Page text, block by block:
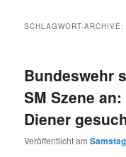
SCHLAGWORT-
Bundeswehr
SM Szene
Diener
Veröffentlicht am